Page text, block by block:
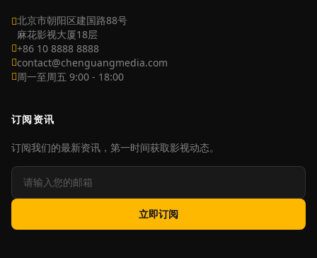
北京市朝阳区建国路88号
麻花影视大厦18层
+86 10 8888 8888
contact@chenguangmedia.com
周一至周五 9:00 - 18:00
订阅资讯
订阅我们的最新资讯，第一时间获取影视动态。
立即订阅